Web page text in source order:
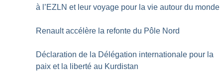
à l’EZLN et leur voyage pour la vie autour du monde
Renault accélère la refonte du Pôle Nord
Déclaration de la Délégation internationale pour la
paix et la liberté au Kurdistan